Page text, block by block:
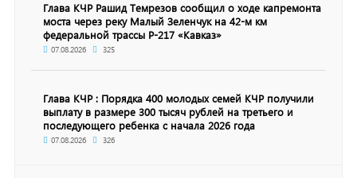
Глава КЧР Рашид Темрезов сообщил о ходе капремонта
моста через реку Малый Зеленчук на 42-м км
федеральной трассы Р-217 «Кавказ»
07.08.2026 325
Глава КЧР : Порядка 400 молодых семей КЧР получили
выплату в размере 300 тысяч рублей на третьего и
последующего ребенка с начала 2026 года
07.08.2026 326